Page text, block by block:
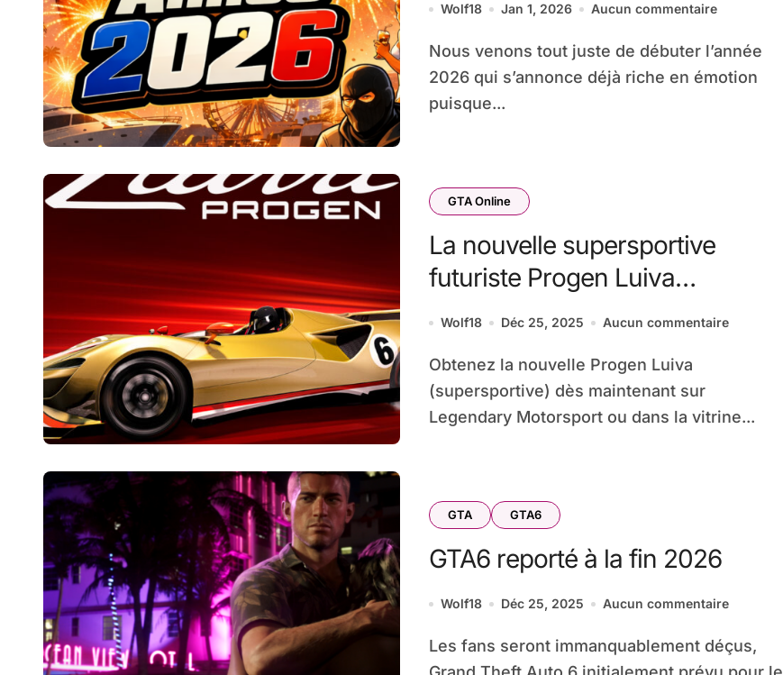
Wolf18 Jan 1, 2026 Aucun commentaire
Nous venons tout juste de débuter l’année
2026 qui s’annonce déjà riche en émotion
puisque...
GTA Online
La nouvelle supersportive
futuriste Progen Luiva
débarque dans GTA Online
Wolf18 Déc 25, 2025 Aucun commentaire
Obtenez la nouvelle Progen Luiva
(supersportive) dès maintenant sur
Legendary Motorsport ou dans la vitrine...
GTA GTA6
GTA6 reporté à la fin 2026
Wolf18 Déc 25, 2025 Aucun commentaire
Les fans seront immanquablement déçus,